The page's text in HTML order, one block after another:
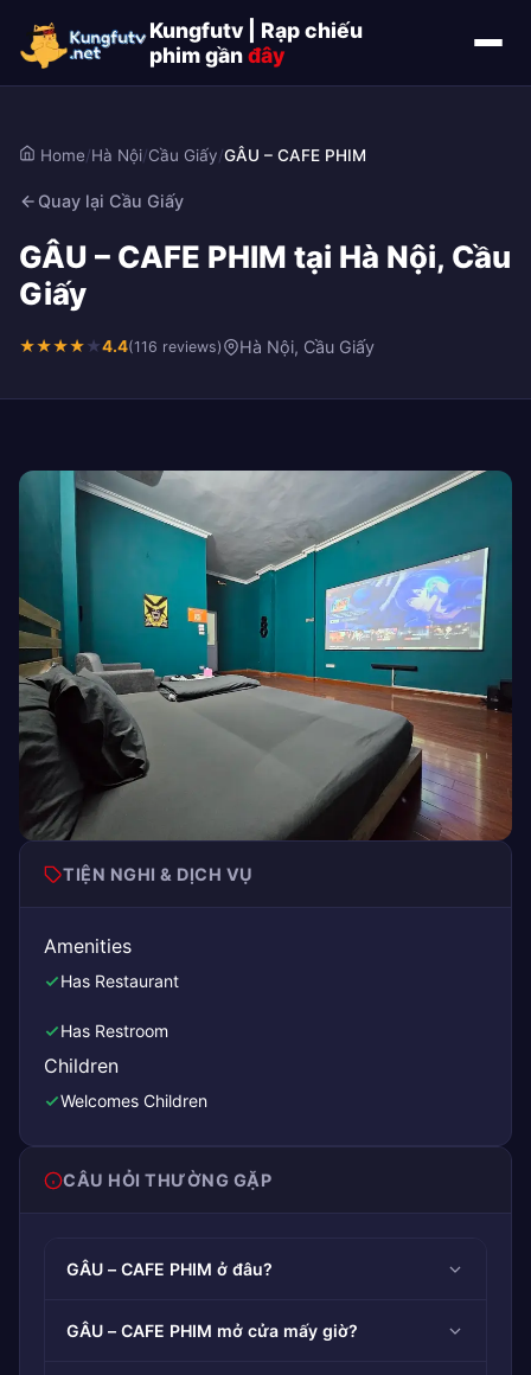
Kungfutv | Rạp chiếu
phim gầnđây
Home/Hà Nội/Cầu Giấy/GÂU – CAFE PHIM
Quay lại Cầu Giấy
GÂU – CAFE PHIM tại Hà Nội, Cầu
Giấy
★★★★★4.4(116 reviews) Hà Nội, Cầu Giấy
TIỆN NGHI & DỊCH VỤ
Amenities
Has Restaurant
Has Restroom
Children
Welcomes Children
CÂU HỎI THƯỜNG GẶP
GÂU – CAFE PHIM ở đâu?
GÂU – CAFE PHIM mở cửa mấy giờ?